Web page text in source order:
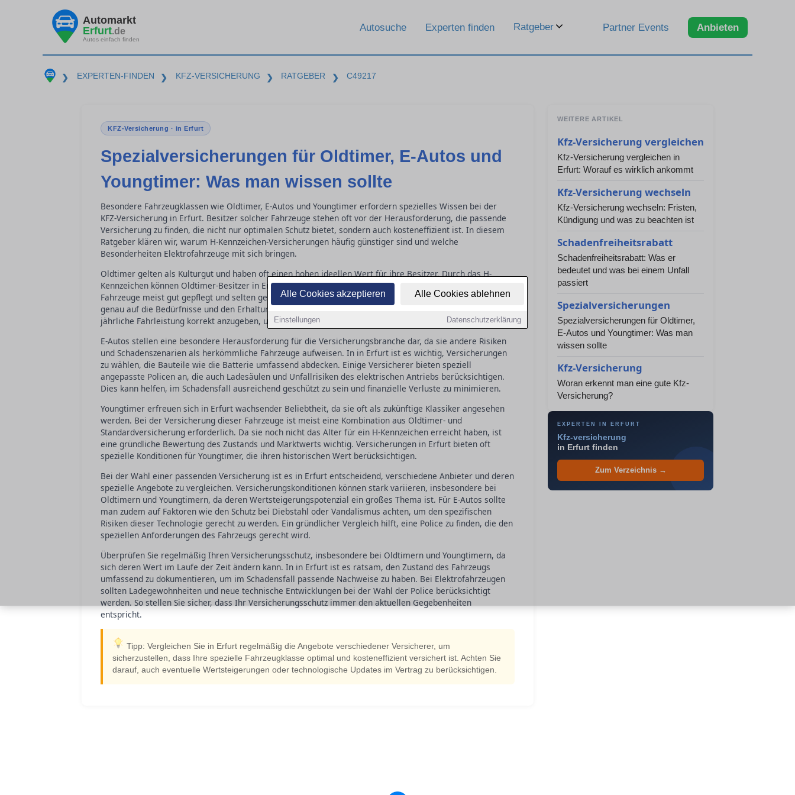
Alle Cookies akzeptieren Alle Cookies ablehnen
Einstellungen Datenschutzerklärung
Automarkt
Erfurt.de
Autos einfach finden
Autosuche Experten finden Ratgeber Partner Events Anbieten
❯ EXPERTEN-FINDEN ❯ KFZ-VERSICHERUNG ❯ RATGEBER ❯ C49217
KFZ-Versicherung · in Erfurt
Spezialversicherungen für Oldtimer, E-Autos und
Youngtimer: Was man wissen sollte
Besondere Fahrzeugklassen wie Oldtimer, E-Autos und Youngtimer erfordern spezielles Wissen bei der
KFZ-Versicherung in Erfurt. Besitzer solcher Fahrzeuge stehen oft vor der Herausforderung, die passende
Versicherung zu finden, die nicht nur optimalen Schutz bietet, sondern auch kosteneffizient ist. In diesem
Ratgeber klären wir, warum H-Kennzeichen-Versicherungen häufig günstiger sind und welche
Besonderheiten Elektrofahrzeuge mit sich bringen.
Oldtimer gelten als Kulturgut und haben oft einen hohen ideellen Wert für ihre Besitzer. Durch das H-
Kennzeichen können Oldtimer-Besitzer in Erfurt von günstigen Versicherungsprämien profitieren, da diese
Fahrzeuge meist gut gepflegt und selten gefahren werden. Versicherungen bieten spezielle Tarife an, die
genau auf die Bedürfnisse und den Erhaltungszustand dieser Klassiker zugeschnitten sind. Wichtig ist, die
jährliche Fahrleistung korrekt anzugeben, um den Versicherungsschutz optimal anzupassen.
E-Autos stellen eine besondere Herausforderung für die Versicherungsbranche dar, da sie andere Risiken
und Schadenszenarien als herkömmliche Fahrzeuge aufweisen. In in Erfurt ist es wichtig, Versicherungen
zu wählen, die Bauteile wie die Batterie umfassend abdecken. Einige Versicherer bieten speziell
angepasste Policen an, die auch Ladesäulen und Unfallrisiken des elektrischen Antriebs berücksichtigen.
Dies kann helfen, im Schadensfall ausreichend geschützt zu sein und finanzielle Verluste zu minimieren.
Youngtimer erfreuen sich in Erfurt wachsender Beliebtheit, da sie oft als zukünftige Klassiker angesehen
werden. Bei der Versicherung dieser Fahrzeuge ist meist eine Kombination aus Oldtimer- und
Standardversicherung erforderlich. Da sie noch nicht das Alter für ein H-Kennzeichen erreicht haben, ist
eine gründliche Bewertung des Zustands und Marktwerts wichtig. Versicherungen in Erfurt bieten oft
spezielle Konditionen für Youngtimer, die ihren historischen Wert berücksichtigen.
Bei der Wahl einer passenden Versicherung ist es in Erfurt entscheidend, verschiedene Anbieter und deren
spezielle Angebote zu vergleichen. Versicherungskonditionen können stark variieren, insbesondere bei
Oldtimern und Youngtimern, da deren Wertsteigerungspotenzial ein großes Thema ist. Für E-Autos sollte
man zudem auf Faktoren wie den Schutz bei Diebstahl oder Vandalismus achten, um den spezifischen
Risiken dieser Technologie gerecht zu werden. Ein gründlicher Vergleich hilft, eine Police zu finden, die den
speziellen Anforderungen des Fahrzeugs gerecht wird.
Überprüfen Sie regelmäßig Ihren Versicherungsschutz, insbesondere bei Oldtimern und Youngtimern, da
sich deren Wert im Laufe der Zeit ändern kann. In in Erfurt ist es ratsam, den Zustand des Fahrzeugs
umfassend zu dokumentieren, um im Schadensfall passende Nachweise zu haben. Bei Elektrofahrzeugen
sollten Ladegewohnheiten und neue technische Entwicklungen bei der Wahl der Police berücksichtigt
werden. So stellen Sie sicher, dass Ihr Versicherungsschutz immer den aktuellen Gegebenheiten
entspricht.
Tipp: Vergleichen Sie in Erfurt regelmäßig die Angebote verschiedener Versicherer, um
sicherzustellen, dass Ihre spezielle Fahrzeugklasse optimal und kosteneffizient versichert ist. Achten Sie
darauf, auch eventuelle Wertsteigerungen oder technologische Updates im Vertrag zu berücksichtigen.
WEITERE ARTIKEL
Kfz-Versicherung vergleichen
Kfz-Versicherung vergleichen in
Erfurt: Worauf es wirklich ankommt
Kfz-Versicherung wechseln
Kfz-Versicherung wechseln: Fristen,
Kündigung und was zu beachten ist
Schadenfreiheitsrabatt
Schadenfreiheitsrabatt: Was er
bedeutet und was bei einem Unfall
passiert
Spezialversicherungen
Spezialversicherungen für Oldtimer,
E-Autos und Youngtimer: Was man
wissen sollte
Kfz-Versicherung
Woran erkennt man eine gute Kfz-
Versicherung?
EXPERTEN IN ERFURT
Kfz-versicherung
in Erfurt finden
Zum Verzeichnis →